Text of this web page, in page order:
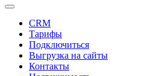
CRM
Тарифы
Подключиться
Выгрузка на сайты
Контакты